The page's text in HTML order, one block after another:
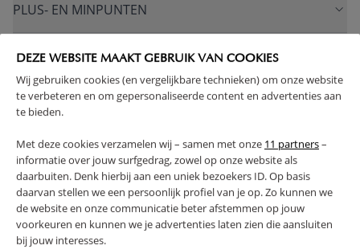
DEZE WEBSITE MAAKT GEBRUIK VAN COOKIES
Wij gebruiken cookies (en vergelijkbare technieken) om onze website
te verbeteren en om gepersonaliseerde content en advertenties aan
te bieden.
Met deze cookies verzamelen wij – samen met onze 11 partners–
informatie over jouw surfgedrag, zowel op onze website als
daarbuiten. Denk hierbij aan een uniek bezoekers ID. Op basis
daarvan stellen we een persoonlijk profiel van je op. Zo kunnen we
de website en onze communicatie beter afstemmen op jouw
voorkeuren en kunnen we je advertenties laten zien die aansluiten
bij jouw interesses.
PLUS- EN MINPUNTEN
FAQ
RETOUREN